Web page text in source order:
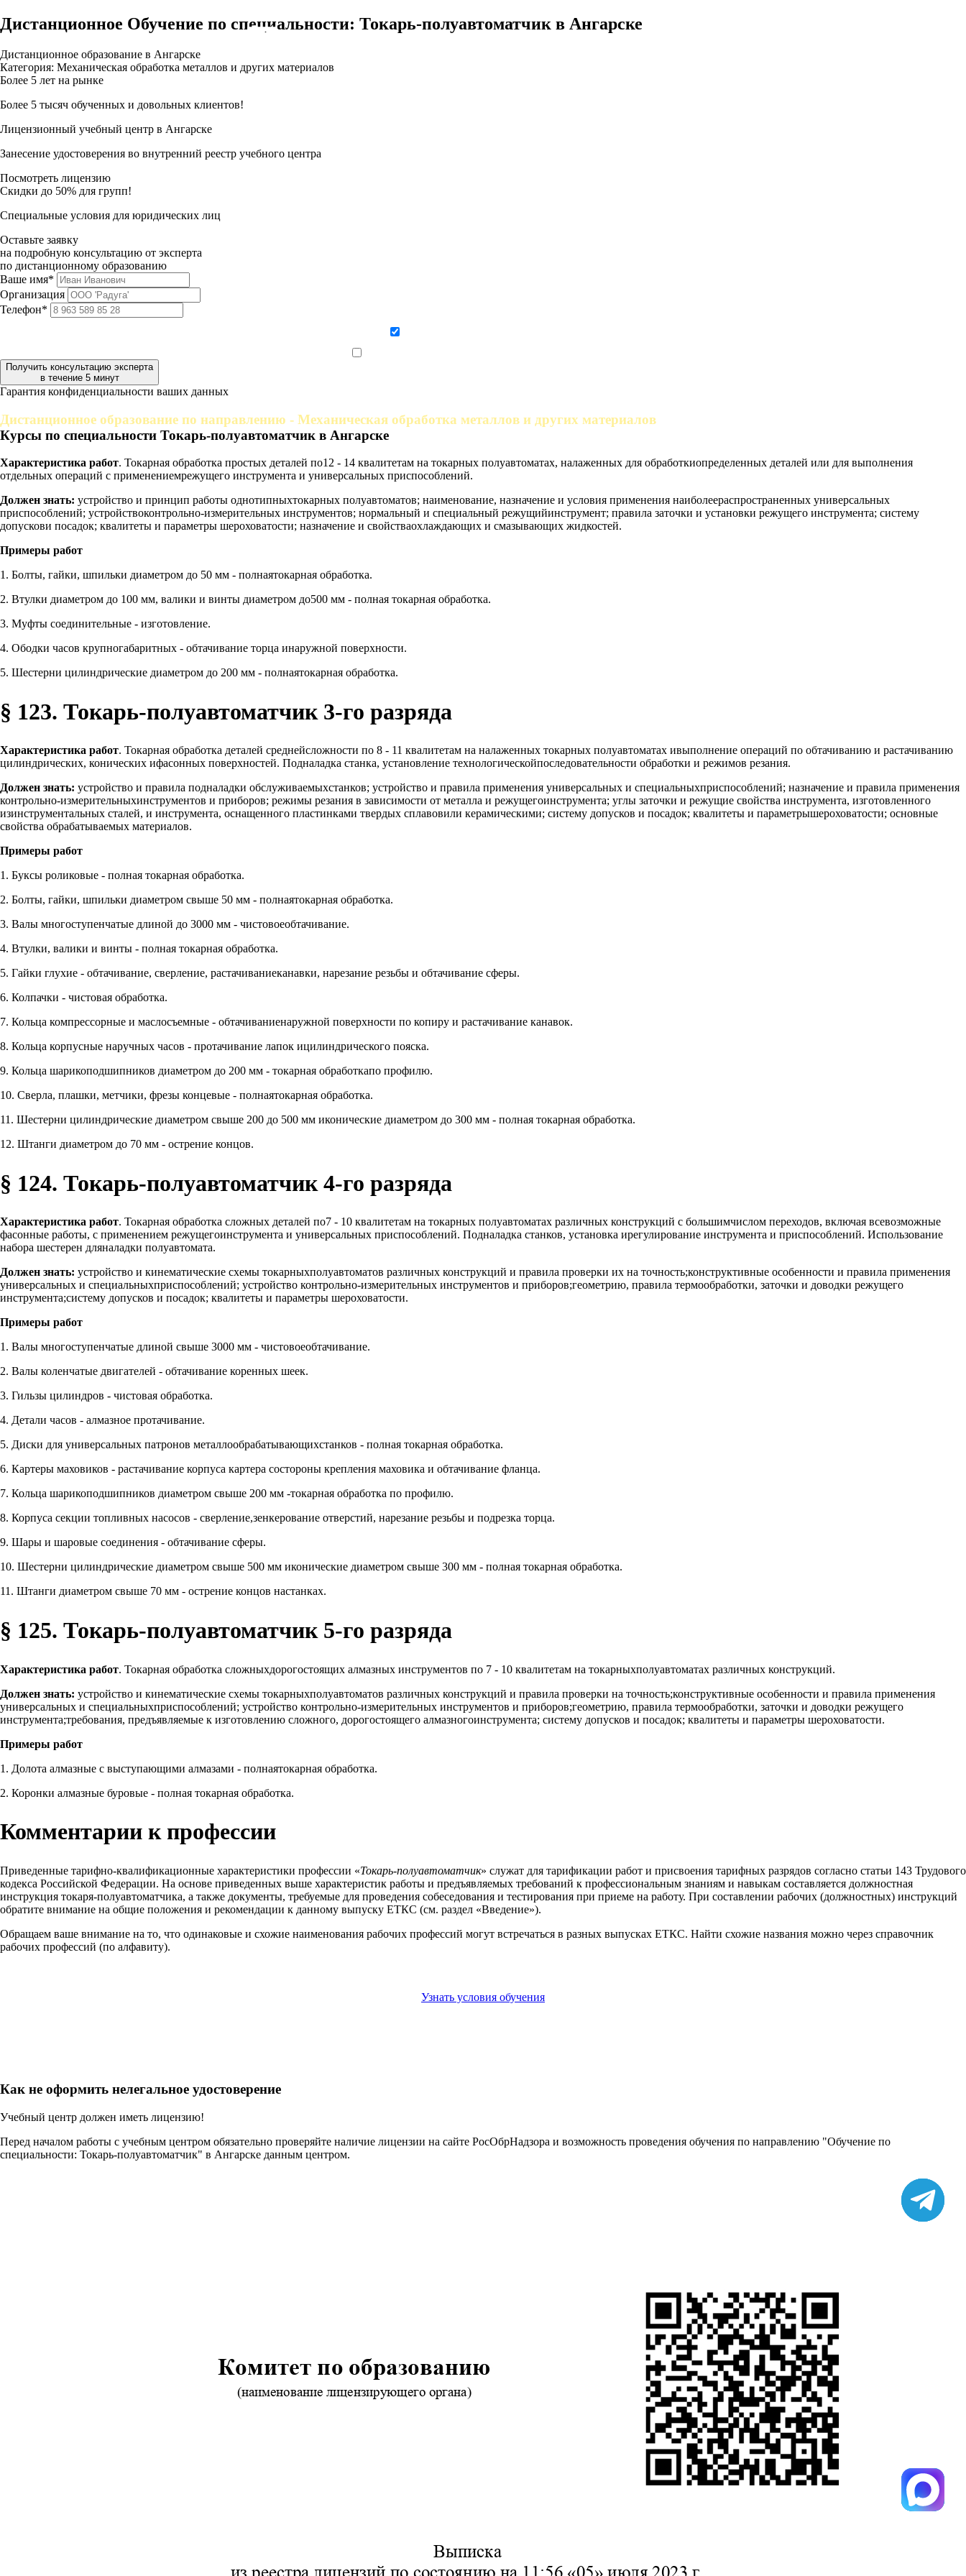
Дистанционное Обучение по специальности: Токарь-полуавтоматчик в Ангарске
Дистанционное образование в Ангарске
Категория: Механическая обработка металлов и других материалов
Более 5 лет на рынке
Более 5 тысяч обученных и довольных клиентов!
Лицензионный учебный центр в Ангарске
Занесение удостоверения во внутренний реестр учебного центра
Посмотреть лицензию
Скидки до 50% для групп!
Специальные условия для юридических лиц
Оставьте заявку
на подробную консультацию от эксперта
по дистанционному образованию
Ваше имя*
Организация
Телефон*
Получить консультацию эксперта
в течение 5 минут
Гарантия конфиденциальности ваших данных
Дистанционное образование по направлению - Механическая обработка металлов и других материалов
Курсы по специальности Токарь-полуавтоматчик в Ангарске
Характеристика работ. Токарная обработка простых деталей по12 - 14 квалитетам на токарных полуавтоматах, налаженных для обработкиопределенных деталей или для выполнения
отдельных операций с применениемрежущего инструмента и универсальных приспособлений.
Должен знать: устройство и принцип работы однотипныхтокарных полуавтоматов; наименование, назначение и условия применения наиболеераспространенных универсальных
приспособлений; устройствоконтрольно-измерительных инструментов; нормальный и специальный режущийинструмент; правила заточки и установки режущего инструмента; систему
допускови посадок; квалитеты и параметры шероховатости; назначение и свойстваохлаждающих и смазывающих жидкостей.
Примеры работ
1. Болты, гайки, шпильки диаметром до 50 мм - полнаятокарная обработка.
2. Втулки диаметром до 100 мм, валики и винты диаметром до500 мм - полная токарная обработка.
3. Муфты соединительные - изготовление.
4. Ободки часов крупногабаритных - обтачивание торца инаружной поверхности.
5. Шестерни цилиндрические диаметром до 200 мм - полнаятокарная обработка.
§ 123. Токарь-полуавтоматчик 3-го разряда
Характеристика работ. Токарная обработка деталей среднейсложности по 8 - 11 квалитетам на налаженных токарных полуавтоматах ивыполнение операций по обтачиванию и растачиванию
цилиндрических, конических ифасонных поверхностей. Подналадка станка, установление технологическойпоследовательности обработки и режимов резания.
Должен знать: устройство и правила подналадки обслуживаемыхстанков; устройство и правила применения универсальных и специальныхприспособлений; назначение и правила применения
контрольно-измерительныхинструментов и приборов; режимы резания в зависимости от металла и режущегоинструмента; углы заточки и режущие свойства инструмента, изготовленного
изинструментальных сталей, и инструмента, оснащенного пластинками твердых сплавовили керамическими; систему допусков и посадок; квалитеты и параметрышероховатости; основные
свойства обрабатываемых материалов.
Примеры работ
1. Буксы роликовые - полная токарная обработка.
2. Болты, гайки, шпильки диаметром свыше 50 мм - полнаятокарная обработка.
3. Валы многоступенчатые длиной до 3000 мм - чистовоеобтачивание.
4. Втулки, валики и винты - полная токарная обработка.
5. Гайки глухие - обтачивание, сверление, растачиваниеканавки, нарезание резьбы и обтачивание сферы.
6. Колпачки - чистовая обработка.
7. Кольца компрессорные и маслосъемные - обтачиваниенаружной поверхности по копиру и растачивание канавок.
8. Кольца корпусные наручных часов - протачивание лапок ицилиндрического пояска.
9. Кольца шарикоподшипников диаметром до 200 мм - токарная обработкапо профилю.
10. Сверла, плашки, метчики, фрезы концевые - полнаятокарная обработка.
11. Шестерни цилиндрические диаметром свыше 200 до 500 мм иконические диаметром до 300 мм - полная токарная обработка.
12. Штанги диаметром до 70 мм - острение концов.
§ 124. Токарь-полуавтоматчик 4-го разряда
Характеристика работ. Токарная обработка сложных деталей по7 - 10 квалитетам на токарных полуавтоматах различных конструкций с большимчислом переходов, включая всевозможные
фасонные работы, с применением режущегоинструмента и универсальных приспособлений. Подналадка станков, установка ирегулирование инструмента и приспособлений. Использование
набора шестерен дляналадки полуавтомата.
Должен знать: устройство и кинематические схемы токарныхполуавтоматов различных конструкций и правила проверки их на точность;конструктивные особенности и правила применения
универсальных и специальныхприспособлений; устройство контрольно-измерительных инструментов и приборов;геометрию, правила термообработки, заточки и доводки режущего
инструмента;систему допусков и посадок; квалитеты и параметры шероховатости.
Примеры работ
1. Валы многоступенчатые длиной свыше 3000 мм - чистовоеобтачивание.
2. Валы коленчатые двигателей - обтачивание коренных шеек.
3. Гильзы цилиндров - чистовая обработка.
4. Детали часов - алмазное протачивание.
5. Диски для универсальных патронов металлообрабатывающихстанков - полная токарная обработка.
6. Картеры маховиков - растачивание корпуса картера состороны крепления маховика и обтачивание фланца.
7. Кольца шарикоподшипников диаметром свыше 200 мм -токарная обработка по профилю.
8. Корпуса секции топливных насосов - сверление,зенкерование отверстий, нарезание резьбы и подрезка торца.
9. Шары и шаровые соединения - обтачивание сферы.
10. Шестерни цилиндрические диаметром свыше 500 мм иконические диаметром свыше 300 мм - полная токарная обработка.
11. Штанги диаметром свыше 70 мм - острение концов настанках.
§ 125. Токарь-полуавтоматчик 5-го разряда
Характеристика работ. Токарная обработка сложныхдорогостоящих алмазных инструментов по 7 - 10 квалитетам на токарныхполуавтоматах различных конструкций.
Должен знать: устройство и кинематические схемы токарныхполуавтоматов различных конструкций и правила проверки на точность;конструктивные особенности и правила применения
универсальных и специальныхприспособлений; устройство контрольно-измерительных инструментов и приборов;геометрию, правила термообработки, заточки и доводки режущего
инструмента;требования, предъявляемые к изготовлению сложного, дорогостоящего алмазногоинструмента; систему допусков и посадок; квалитеты и параметры шероховатости.
Примеры работ
1. Долота алмазные с выступающими алмазами - полнаятокарная обработка.
2. Коронки алмазные буровые - полная токарная обработка.
Комментарии к профессии
Приведенные тарифно-квалификационные характеристики профессии «Токарь-полуавтоматчик» служат для тарификации работ и присвоения тарифных разрядов согласно статьи 143 Трудового
кодекса Российской Федерации. На основе приведенных выше характеристик работы и предъявляемых требований к профессиональным знаниям и навыкам составляется должностная
инструкция токаря-полуавтоматчика, а также документы, требуемые для проведения собеседования и тестирования при приеме на работу. При составлении рабочих (должностных) инструкций
обратите внимание на общие положения и рекомендации к данному выпуску ЕТКС (см. раздел «Введение»).
Обращаем ваше внимание на то, что одинаковые и схожие наименования рабочих профессий могут встречаться в разных выпусках ЕТКС. Найти схожие названия можно через справочник
рабочих профессий (по алфавиту).
Узнать условия обучения
Как не оформить нелегальное удостоверение
Учебный центр должен иметь лицензию!
Перед началом работы с учебным центром обязательно проверяйте наличие лицензии на сайте РосОбрНадзора и возможность проведения обучения по направлению "Обучение по
специальности: Токарь-полуавтоматчик" в Ангарске данным центром.